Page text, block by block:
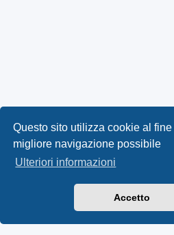
Questo sito utilizza cookie al
migliore navigazione possibile
Ulteriori informazioni
Accetto